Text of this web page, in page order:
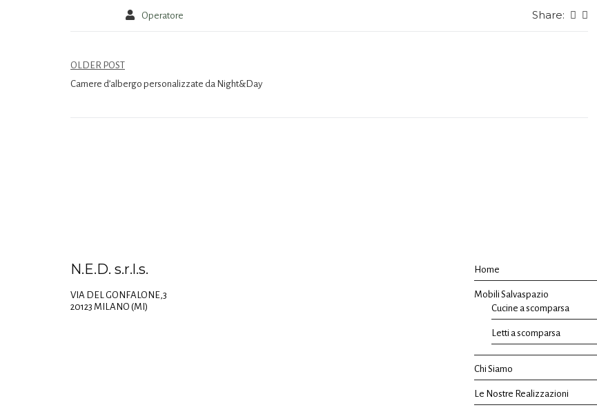
Operatore Share:
OLDER POST
Camere d’albergo personalizzate da Night&Day
N.E.D. s.r.l.s.
VIA DEL GONFALONE,3
20123 MILANO (MI)
Home
Mobili Salvaspazio
Cucine a scomparsa
Letti a scomparsa
Chi Siamo
Le Nostre Realizzazioni